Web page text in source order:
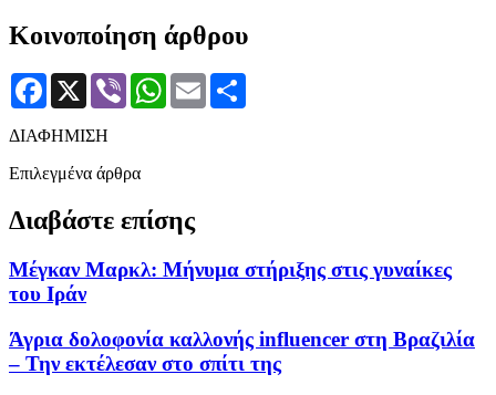
Κοινοποίηση άρθρου
Facebook
X Viber WhatsApp
Email
ΔΙΑΦΗΜΙΣΗ
Επιλεγμένα άρθρα
Διαβάστε επίσης
Μέγκαν Μαρκλ: Μήνυμα στήριξης στις γυναίκες
του Ιράν
Άγρια δολοφονία καλλονής influencer στη Βραζιλία
– Την εκτέλεσαν στο σπίτι της